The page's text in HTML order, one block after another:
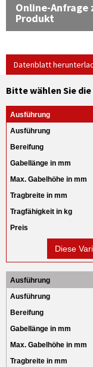
Online-Anfrage
Produkt
Datenblatt
Bitte wählen Sie
Diese